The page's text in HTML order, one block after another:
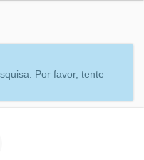
Por favor, tente